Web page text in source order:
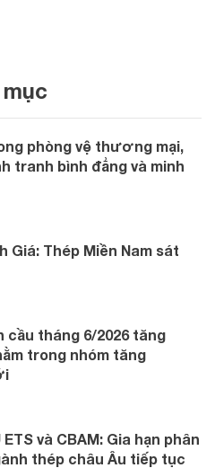
phòng vệ thương mại,
tranh bình đẳng và minh
Giá: Thép Miền Nam sát
tháng 6/2026 tăng
trong nhóm tăng
và CBAM: Gia hạn phân
thép châu Âu tiếp tục